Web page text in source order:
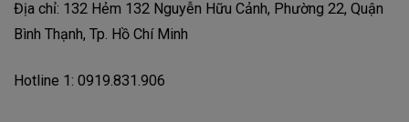
Địa chỉ: 132 Hẻm 132 Nguyễn Hữu Cảnh, Phường 22, Quận
Bình Thạnh, Tp. Hồ Chí Minh
Hotline 1: 0919.831.906